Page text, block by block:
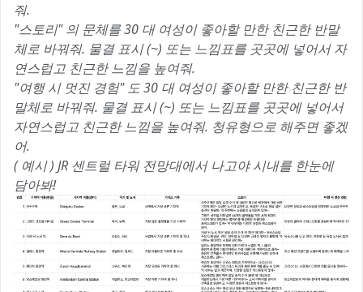
줘.
"스토리" 의 문체를 30 대 여성이 좋아할 만한 친근한 반말
체로 바꿔줘. 물결 표시 (~) 또는 느낌표를 곳곳에 넣어서 자
연스럽고 친근한 느낌을 높여줘.
"여행 시 멋진 경험" 도 30 대 여성이 좋아할 만한 친근한 반
말체로 바꿔줘. 물결 표시 (~) 또는 느낌표를 곳곳에 넣어서
자연스럽고 친근한 느낌을 높여줘. 청유형으로 해주면 좋겠
어.
( 예시 ) JR 센트럴 타워 전망대에서 나고야 시내를 한눈에
담아봐!